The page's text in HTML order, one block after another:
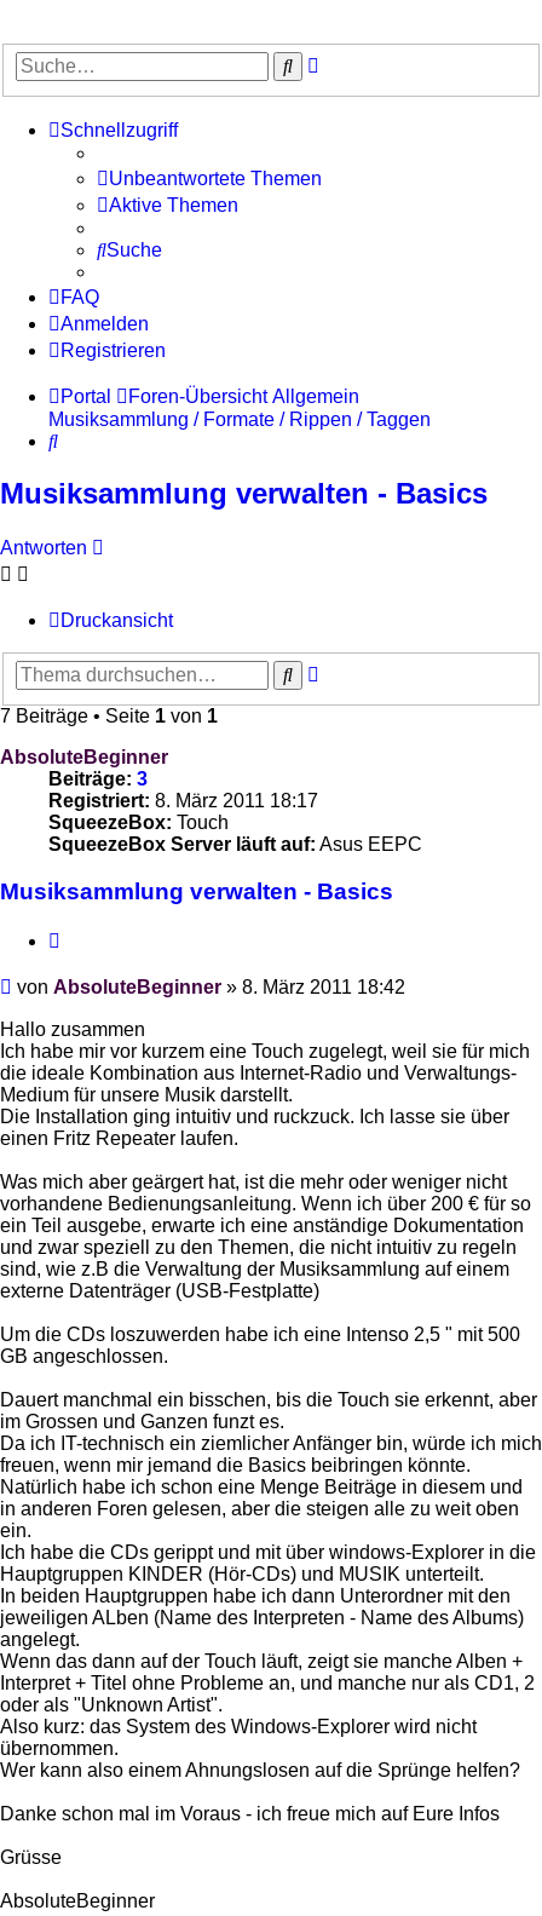
Suche
Schnellzugriff
Unbeantwortete Themen
Aktive Themen
Suche
FAQ
Anmelden
Registrieren
Portal Foren-Übersicht Allgemein
Musiksammlung / Formate / Rippen / Taggen
Suche
Musiksammlung verwalten - Basics
Antworten
Druckansicht
Suche
7 Beiträge • Seite 1 von 1
AbsoluteBeginner
Beiträge: 3
Registriert: 8. März 2011 18:17
SqueezeBox: Touch
SqueezeBox Server läuft auf: Asus EEPC
Musiksammlung verwalten - Basics
Beitrag
von AbsoluteBeginner » 8. März 2011 18:42
Hallo zusammen
Ich habe mir vor kurzem eine Touch zugelegt, weil sie für mich
die ideale Kombination aus Internet-Radio und Verwaltungs-
Medium für unsere Musik darstellt.
Die Installation ging intuitiv und ruckzuck. Ich lasse sie über
einen Fritz Repeater laufen.
Was mich aber geärgert hat, ist die mehr oder weniger nicht
vorhandene Bedienungsanleitung. Wenn ich über 200 € für so
ein Teil ausgebe, erwarte ich eine anständige Dokumentation
und zwar speziell zu den Themen, die nicht intuitiv zu regeln
sind, wie z.B die Verwaltung der Musiksammlung auf einem
externe Datenträger (USB-Festplatte)
Um die CDs loszuwerden habe ich eine Intenso 2,5 " mit 500
GB angeschlossen.
Dauert manchmal ein bisschen, bis die Touch sie erkennt, aber
im Grossen und Ganzen funzt es.
Da ich IT-technisch ein ziemlicher Anfänger bin, würde ich mich
freuen, wenn mir jemand die Basics beibringen könnte.
Natürlich habe ich schon eine Menge Beiträge in diesem und
in anderen Foren gelesen, aber die steigen alle zu weit oben
ein.
Ich habe die CDs gerippt und mit über windows-Explorer in die
Hauptgruppen KINDER (Hör-CDs) und MUSIK unterteilt.
In beiden Hauptgruppen habe ich dann Unterordner mit den
jeweiligen ALben (Name des Interpreten - Name des Albums)
angelegt.
Wenn das dann auf der Touch läuft, zeigt sie manche Alben +
Interpret + Titel ohne Probleme an, und manche nur als CD1, 2
oder als "Unknown Artist".
Also kurz: das System des Windows-Explorer wird nicht
übernommen.
Wer kann also einem Ahnungslosen auf die Sprünge helfen?
Danke schon mal im Voraus - ich freue mich auf Eure Infos
Grüsse
AbsoluteBeginner